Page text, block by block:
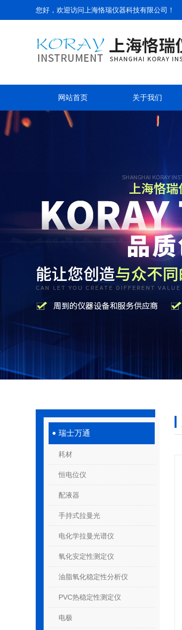
您好，欢迎访问 上海恪瑞仪器科技有限公司 ！
网站首页 关于我们
瑞士万通
耗材
恒电位仪
配液器
手持式拉曼光
电化学拉曼光谱仪
氧化安定性测定仪
油脂氧化稳定性分析仪
PVC热稳定性测定仪
电极